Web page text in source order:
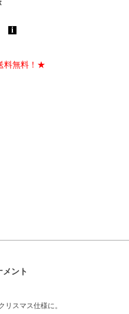
料無料！★
ント
リスマス仕様に。